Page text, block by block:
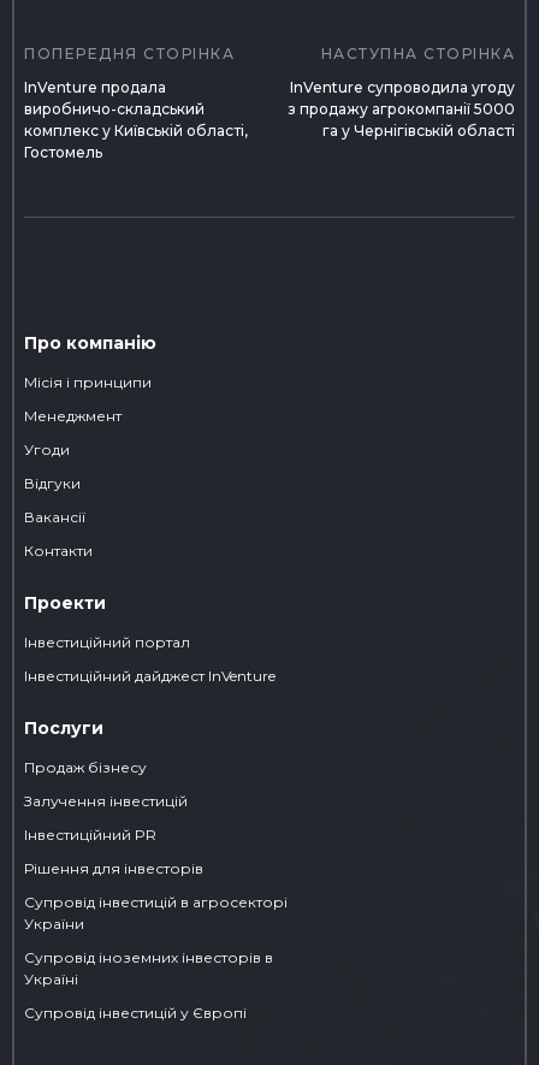
записів
ПОПЕРЕДНЯ СТОРІНКА
InVenture продала
виробничо-складський
комплекс у Київській області,
Гостомель
НАСТУПНА СТОРІНКА
InVenture супроводила угоду
з продажу агрокомпанії 5000
га у Чернігівській області
Про компанію
Місія і принципи
Менеджмент
Угоди
Відгуки
Вакансії
Контакти
Проекти
Інвестиційний портал
Iнвестиційний дайджест InVenture
Послуги
Продаж бізнесу
Залучення інвестицій
Інвестиційний PR
Рішення для інвесторів
Супровід інвестицій в агросекторі
України
Супровід іноземних інвесторів в
Україні
Супровід інвестицій у Європі